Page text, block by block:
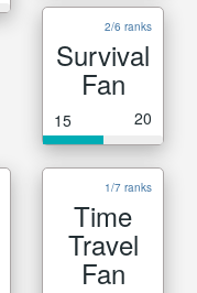
2/6 ranks
Survival
Fan
15 20
1/7 ranks
Time
Travel
Fan